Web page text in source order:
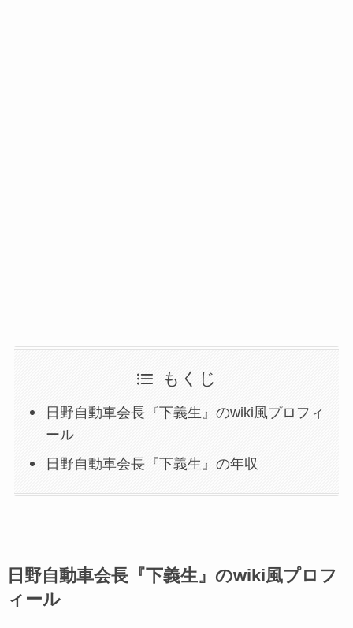
もくじ
日野自動車会長『下義生』のwiki風プロフィ
ール
日野自動車会長『下義生』の年収
日野自動車会長『下義生』のwiki風プロフ
ィール